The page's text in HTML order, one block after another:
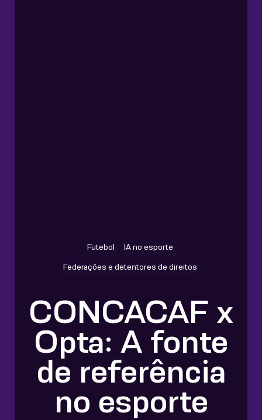
Futebol IA no esporte
Federações e detentores de direitos
CONCACAF x
Opta: A fonte
de referência
no esporte